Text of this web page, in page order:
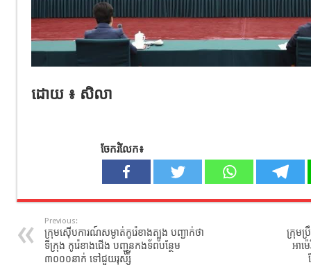
ដោយ ៖ សិលា
ចែករំលែក៖
Previous:
ក្រុមស៊ើបការណ៍សម្ងាត់កូរ៉េខាងត្បូង បញ្ជាក់ថា
ទីក្រុង កូរ៉េខាងជើង បញ្ជូនកងទ័ពបន្ថែម
៣០០០នាក់ ទៅជួយរុស្ស៉ី
ក្រុមប្
អាម៉